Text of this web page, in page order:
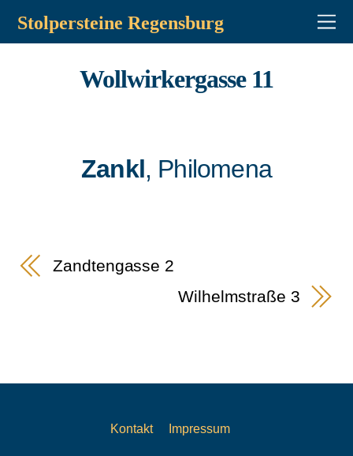
Stolpersteine Regensburg
Wollwirkergasse 11
Zankl, Philomena
Zandtengasse 2
Wilhelmstraße 3
Kontakt Impressum